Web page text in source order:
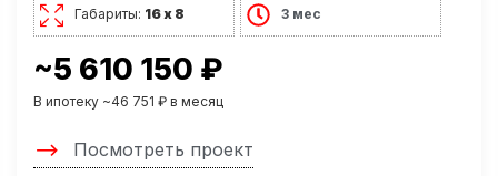
Габариты: 16 х 8 3 мес
~5 610 150 ₽
В ипотеку ~46 751 ₽ в месяц
Посмотреть проект